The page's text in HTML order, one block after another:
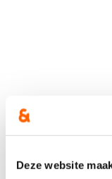
Deze website